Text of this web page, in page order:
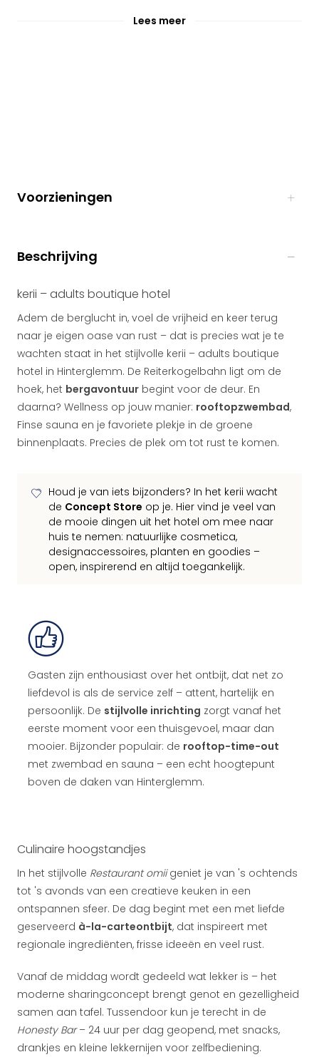
Lees meer
Voorzieningen
Beschrijving
kerii – adults boutique hotel
Adem de berglucht in, voel de vrijheid en keer terug
naar je eigen oase van rust – dat is precies wat je te
wachten staat in het stijlvolle kerii – adults boutique
hotel in Hinterglemm. De Reiterkogelbahn ligt om de
hoek, het bergavontuur begint voor de deur. En
daarna? Wellness op jouw manier: rooftopzwembad,
Finse sauna en je favoriete plekje in de groene
binnenplaats. Precies de plek om tot rust te komen.
Houd je van iets bijzonders? In het kerii wacht
de Concept Store op je. Hier vind je veel van
de mooie dingen uit het hotel om mee naar
huis te nemen: natuurlijke cosmetica,
designaccessoires, planten en goodies –
open, inspirerend en altijd toegankelijk.
Gasten zijn enthousiast over het ontbijt, dat net zo
liefdevol is als de service zelf – attent, hartelijk en
persoonlijk. De stijlvolle inrichting zorgt vanaf het
eerste moment voor een thuisgevoel, maar dan
mooier. Bijzonder populair: de rooftop-time-out
met zwembad en sauna – een echt hoogtepunt
boven de daken van Hinterglemm.
Culinaire hoogstandjes
In het stijlvolle Restaurant omiigeniet je van 's ochtends
tot 's avonds van een creatieve keuken in een
ontspannen sfeer. De dag begint met een met liefde
geserveerd à-la-carteontbijt, dat inspireert met
regionale ingrediënten, frisse ideeën en veel rust.
Vanaf de middag wordt gedeeld wat lekker is – het
moderne sharingconcept brengt genot en gezelligheid
samen aan tafel. Tussendoor kun je terecht in de
Honesty Bar– 24 uur per dag geopend, met snacks,
drankjes en kleine lekkernijen voor zelfbediening.